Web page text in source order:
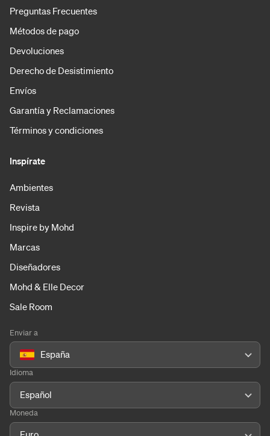
Preguntas Frecuentes
Métodos de pago
Devoluciones
Derecho de Desistimiento
Envíos
Garantía y Reclamaciones
Términos y condiciones
Inspírate
Ambientes
Revista
Inspire by Mohd
Marcas
Diseñadores
Mohd & Elle Decor
Sale Room
Enviar a
España
Idioma
Español
Moneda